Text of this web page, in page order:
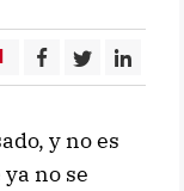
y no es
no se